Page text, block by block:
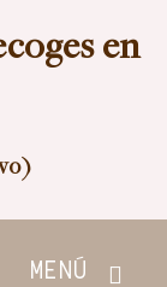
en
MENÚ